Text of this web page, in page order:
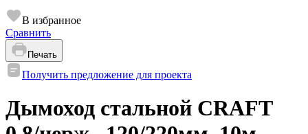
В избранное
Сравнить
Печать
Получить предложение для проекта
Дымоход стальной CRAFT